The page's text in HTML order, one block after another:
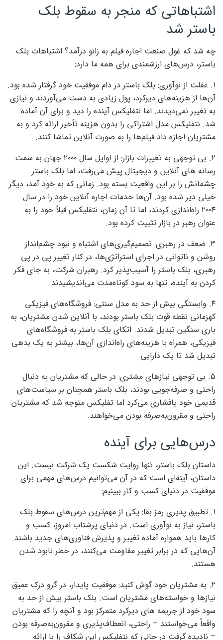
اشتباهاتی که منجر به سقوط بلک
باستر شد
چه شد که غول صنعت اجاره فیلم به زانو درآمد؟ اشتباهات بلک
باستر، درس‌های ارزشمندی برای همه ما دارد:
۱. غفلت از نوآوری: بلک باستر در دام موفقیت خود گرفتار شده بود.
آن‌ها از هزینه‌های دیرکرد، پول زیادی به دست می‌آوردند و نیازی
به تغییر نمی‌دیدند. اما نتفلیکس آینده را دید و برای آن آماده
شد. نتفلیکس مدل اشتراکی را بدون هزینه تأخیر ارائه کرد و به
مشتریان اجازه داد فیلم‌ها را به صورت آنلاین تماشا کنند.
۲. بی توجهی به تغییرات بازار: از اوایل سال ۲۰۰۰ جهان به سمت
رسانه های آنلاین و دیجیتال پیش می‌رفت، اما بلک باستر
چشمانش را بر این واقعیت بسته بود. زمانی که به خود آمد، دیگر
خیلی دیر شده بود. آن‌ها خدمات اجاره آنلاین خود را در سال
۲۰۰۴ راه‌اندازی کردند، اما تا آن زمان، نتفلیکس قبلاً خود را به
عنوان رهبر در بازار تثبیت کرده بود.
۳. ضعف در رهبری: تصمیم‌گیری‌های اشتباه و نبود چشم‌انداز
روشن و ناتوانی در اجرای استراتژی‌ها، در کنار تغییر پی در پی
رهبری، بلک باستر را آسیب‌پذیر کرد. رهبران شرکت، به جای فکر
کردن به آینده، تنها به سود کوتاه‌مدت می‌اندیشیدند.
۴. وابستگی بیش از حد به مدل سنتی: فروشگاه‌های فیزیکی
کهزمانی نقطه قوت بلک باستر بودند، با آنلاین شدن مشتریان، به
باری سنگین تبدیل شدند. اتکای بلک باستر به فروشگاه‌های
فیزیکی، همراه با هزینه‌های راه‌اندازی آن‌ها، بیشتر به یک بدهی
تبدیل شد تا یک دارایی.
۵. بی توجهی نیازهای مشتری: در حالی که مشتریان به دنبال
راحتی و صرفه‌جویی بودند، بلک باستر همچنان بر سیاست‌های
قدیمی خود پافشاری می‌کرد اما تفلیکس متوجه شد که مشتریان
راحتی و مقرون‌به‌صرفه بودن می‌خواهند.
درس‌هایی برای آینده
داستان بلک باستر، تنها روایت شکست یک شرکت نیست. این
داستان، آینه‌ای است که در آن می‌توانیم درس‌های مهمی برای
موفقیت در دنیای کسب و کار ببینیم:
۱. تطبیق پذیری رمز بقا: یکی از مهم‌ترین درس‌های سقوط بلک
باستر، نیاز به نوآوری است. در دنیای پرشتاب امروز، کسب و
کارها باید همواره آماده تغییر و پذیرش فناوری‌های جدید باشند.
آن‌هایی که در برابر تغییر مقاومت می‌کنند، در خطر نابود شدن
هستند.
۲. به مشتریان خود گوش کنید: موفقیت پایدار، در گرو درک عمیق
نیازها و خواسته‌های مشتریان است. بلک باستر بیش از حد به
سود خود از جریمه های دیرکرد متمرکز بود و آنچه را که مشتریان
واقعاً می‌خواستند – راحتی، انعطاف‌پذیری و مقرون‌به‌صرفه بودن
– نادیده گرفت در حالی که نتفلیکس این شکاف را با ارائه